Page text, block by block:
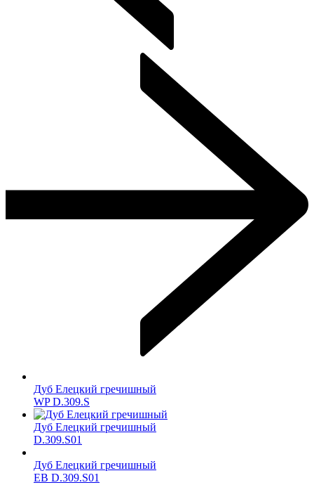
Дуб Елецкий гречишный
WP D.309.S
Дуб Елецкий гречишный
D.309.S01
Дуб Елецкий гречишный
ЕВ D.309.S01